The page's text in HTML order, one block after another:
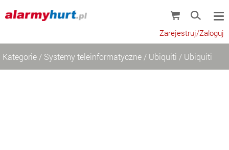
Zarejestruj/Zaloguj
Kategorie / Systemy teleinformatyczne / Ubiquiti / Ubiquiti